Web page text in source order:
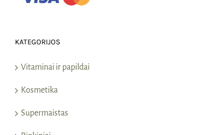
KATEGORIJOS
Vitaminai ir papildai
Kosmetika
Supermaistas